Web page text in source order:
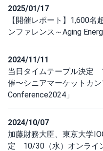
2025/01/17
【開催レポート】1,600名
ンファレンス～Aging
2024/11/11
当日タイムテーブル決定
催〜シニアマーケットカ
Conference2024」
2024/10/07
加藤財務大臣、東京大学
定 10/30（水）オンライ